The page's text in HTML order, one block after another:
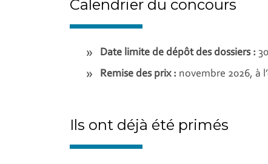
Calendrier du concours
Date limite de dépôt des dossiers :
Remise des prix : novembre 2026, à
Ils ont déjà été primés